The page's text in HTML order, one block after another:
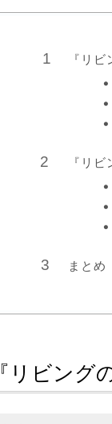
『リ
『リ
まとめ
『リビング